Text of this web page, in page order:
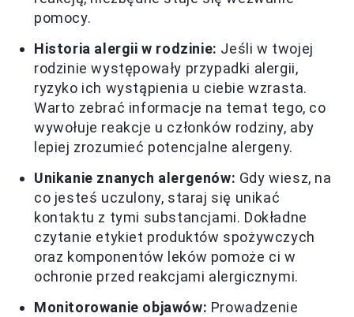
pomocy.
Historia alergii w rodzinie: Jeśli w twojej
rodzinie występowały przypadki alergii,
ryzyko ich wystąpienia u ciebie wzrasta.
Warto zebrać informacje na temat tego, co
wywołuje reakcje u członków rodziny, aby
lepiej zrozumieć potencjalne alergeny.
Unikanie znanych alergenów: Gdy wiesz, na
co jesteś uczulony, staraj się unikać
kontaktu z tymi substancjami. Dokładne
czytanie etykiet produktów spożywczych
oraz komponentów leków pomoże ci w
ochronie przed reakcjami alergicznymi.
Monitorowanie objawów: Prowadzenie